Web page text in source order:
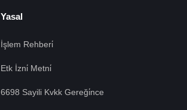
Yasal
İşlem Rehberi̇
Etk İzni̇ Metni̇
6698 Sayili Kvkk Gereği̇nce